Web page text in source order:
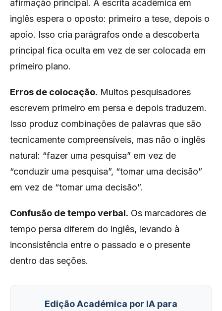
afirmação principal. A escrita acadêmica em
inglês espera o oposto: primeiro a tese, depois o
apoio. Isso cria parágrafos onde a descoberta
principal fica oculta em vez de ser colocada em
primeiro plano.
Erros de colocação. Muitos pesquisadores
escrevem primeiro em persa e depois traduzem.
Isso produz combinações de palavras que são
tecnicamente compreensíveis, mas não o inglês
natural: “fazer uma pesquisa” em vez de
“conduzir uma pesquisa”, “tomar uma decisão”
em vez de “tomar uma decisão”.
Confusão de tempo verbal. Os marcadores de
tempo persa diferem do inglês, levando à
inconsistência entre o passado e o presente
dentro das seções.
Edição Académica por IA para